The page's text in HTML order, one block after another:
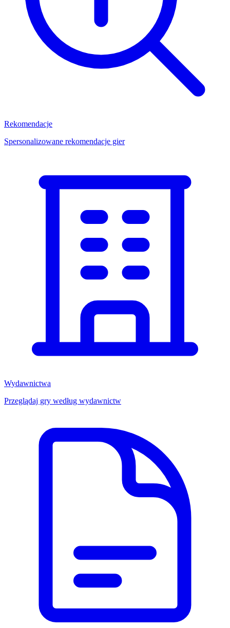
Rekomendacje
Spersonalizowane rekomendacje gier
Wydawnictwa
Przeglądaj gry według wydawnictw